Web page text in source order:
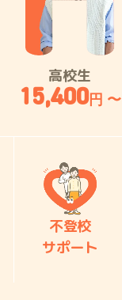
高校生
15,400円 〜
不登校
サポート